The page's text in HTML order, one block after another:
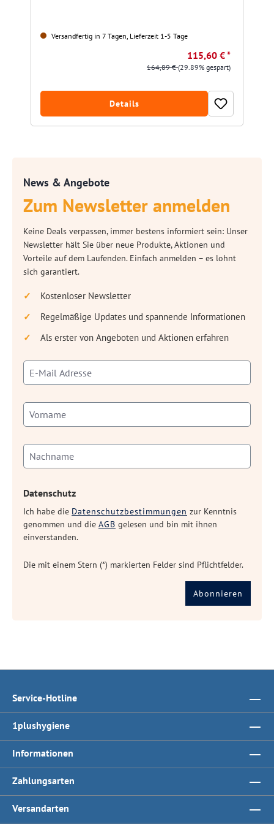
Versandfertig in 7 Tagen, Lieferzeit 1-5 Tage
115,60 € *
164,89 €(29.89% gespart)
Details
News & Angebote
Zum Newsletter anmelden
Keine Deals verpassen, immer bestens informiert sein: Unser
Newsletter hält Sie über neue Produkte, Aktionen und
Vorteile auf dem Laufenden. Einfach anmelden – es lohnt
sich garantiert.
Kostenloser Newsletter
Regelmäßige Updates und spannende Informationen
Als erster von Angeboten und Aktionen erfahren
Datenschutz
Ich habe die Datenschutzbestimmungen zur Kenntnis
genommen und die AGB gelesen und bin mit ihnen
einverstanden.
Die mit einem Stern (*) markierten Felder sind Pflichtfelder.
Abonnieren
Service-Hotline
1plushygiene
Informationen
Zahlungsarten
Versandarten